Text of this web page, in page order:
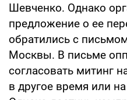
Шевченко. Однако
предложение о ее
обратились с
Москвы. В письме
согласовать митинг
в другое время или